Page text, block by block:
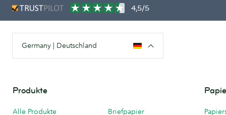
4,5/5
Germany | Deutschland
Produkte
Alle Produkte
Briefpapier